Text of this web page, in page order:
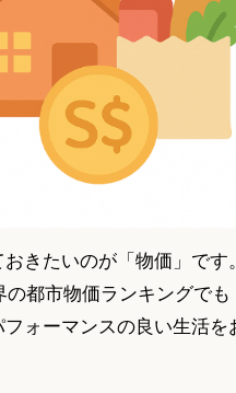
きたいのが「物価」です。
都市物価ランキングでも
ォーマンスの良い生活を